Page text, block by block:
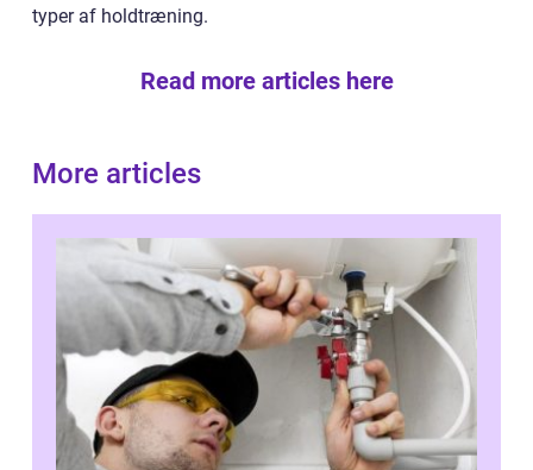
typer af holdtræning.
Read more articles here
More articles